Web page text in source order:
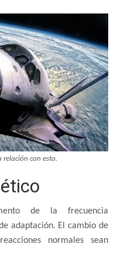
relación con esto.
de la frecuencia
adaptación. El cambio de
normales sean